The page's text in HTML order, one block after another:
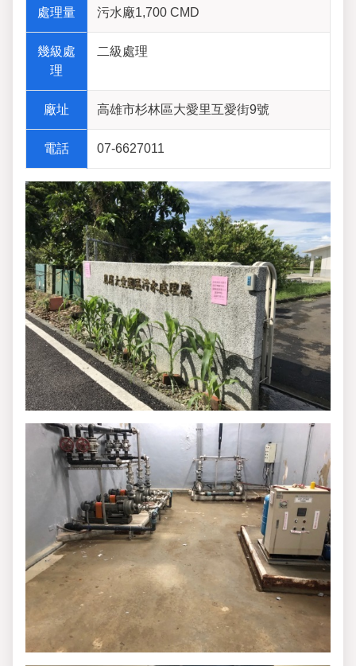
處理量 污水廠1,700 CMD
幾級處
理
二級處理
廠址 高雄市杉林區大愛里互愛街9號
電話 07-6627011